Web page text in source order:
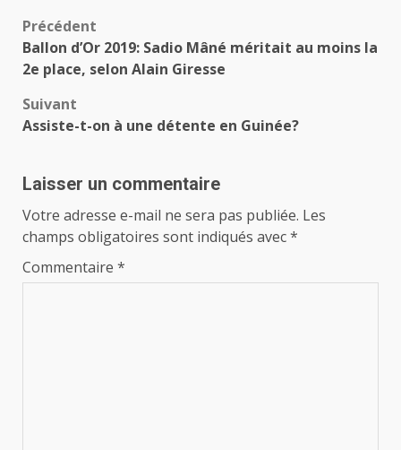
Navigation
d’article
Précédent
Ballon d’Or 2019: Sadio Mâné méritait au moins la
2e place, selon Alain Giresse
Suivant
Assiste-t-on à une détente en Guinée?
Laisser un commentaire
Votre adresse e-mail ne sera pas publiée. Les
champs obligatoires sont indiqués avec*
Commentaire *